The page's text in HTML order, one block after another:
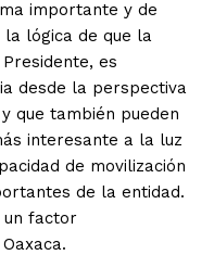
importante y de
la lógica de que la
es
desde la perspectiva
que también pueden
interesante a la luz
de movilización
de la entidad.
un factor